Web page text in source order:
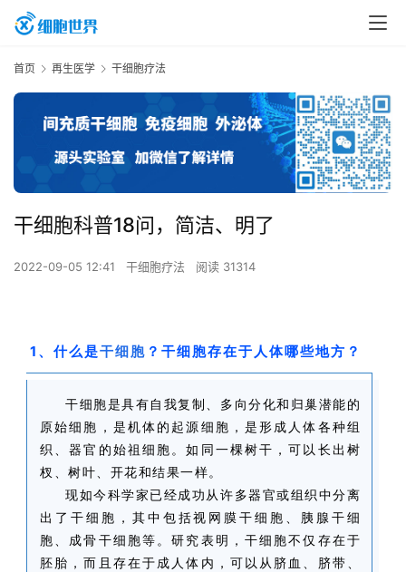
首页 再生医学 干细胞疗法
干细胞科普18问，简洁、明了
2022-09-05 12:41 干细胞疗法 阅读 31314
1、什么是干细胞 ？干细胞存在于人体哪些地方？
干细胞是具有自我复制、多向分化和归巢潜能的
原始细胞，是机体的起源细胞，是形成人体各种组
织、器官的始祖细胞。如同一棵树干，可以长出树
杈、树叶、开花和结果一样。
现如今科学家已经成功从许多器官或组织中分离
出了干细胞，其中包括视网膜干细胞、胰腺干细
胞、成骨干细胞等。研究表明，干细胞不仅存在于
胚胎，而且存在于成人体内，可以从脐血、脐带、